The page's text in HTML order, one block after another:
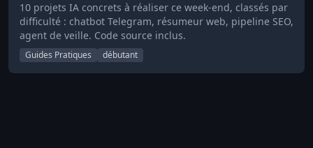
10 projets IA concrets à réaliser ce week-end, classés par
difficulté : chatbot Telegram, résumeur web, pipeline SEO,
agent de veille. Code source inclus.
Guides Pratiques débutant